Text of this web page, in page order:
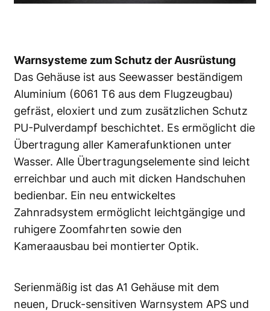
Warnsysteme zum Schutz der Ausrüstung
Das Gehäuse ist aus Seewasser beständigem
Aluminium (6061 T6 aus dem Flugzeugbau)
gefräst, eloxiert und zum zusätzlichen Schutz
PU-Pulverdampf beschichtet. Es ermöglicht die
Übertragung aller Kamerafunktionen unter
Wasser. Alle Übertragungselemente sind leicht
erreichbar und auch mit dicken Handschuhen
bedienbar. Ein neu entwickeltes
Zahnradsystem ermöglicht leichtgängige und
ruhigere Zoomfahrten sowie den
Kameraausbau bei montierter Optik.
Serienmäßig ist das A1 Gehäuse mit dem
neuen, Druck-sensitiven Warnsystem APS und